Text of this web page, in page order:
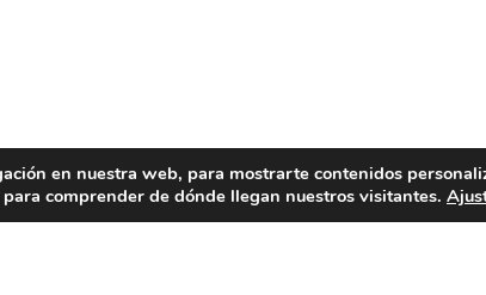
platos más destacados de la gastronomía local.
ajo, aceite y bacalao). Por último
en nuestra web, para mostrarte contenidos
comprender de dónde llegan nuestros visitantes.